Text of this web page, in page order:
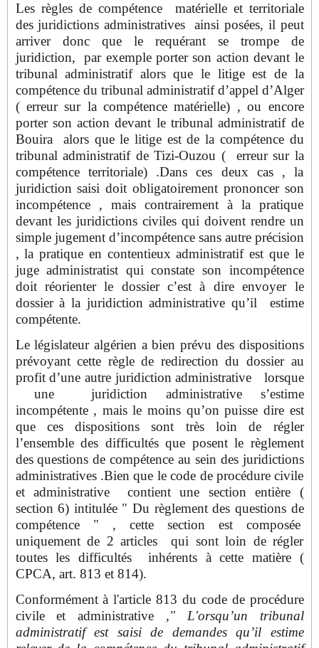
Les règles de compétence matérielle et territoriale
des juridictions administratives ainsi posées, il peut
arriver donc que le requérant se trompe de
juridiction, par exemple porter son action devant le
tribunal administratif alors que le litige est de la
compétence du tribunal administratif d’appel d’Alger
( erreur sur la compétence matérielle) , ou encore
porter son action devant le tribunal administratif de
Bouira alors que le litige est de la compétence du
tribunal administratif de Tizi-Ouzou ( erreur sur la
compétence territoriale) .Dans ces deux cas , la
juridiction saisi doit obligatoirement prononcer son
incompétence , mais contrairement à la pratique
devant les juridictions civiles qui doivent rendre un
simple jugement d’incompétence sans autre précision
, la pratique en contentieux administratif est que le
juge administratist qui constate son incompétence
doit réorienter le dossier c’est à dire envoyer le
dossier à la juridiction administrative qu’il estime
compétente.
Le législateur algérien a bien prévu des dispositions
prévoyant cette règle de redirection du dossier au
profit d’une autre juridiction administrative lorsque
une juridiction administrative s’estime
incompétente , mais le moins qu’on puisse dire est
que ces dispositions sont très loin de régler
l’ensemble des difficultés que posent le règlement
des questions de compétence au sein des juridictions
administratives .Bien que le code de procédure civile
et administrative contient une section entière (
section 6) intitulée " Du règlement des questions de
compétence " , cette section est composée
uniquement de 2 articles qui sont loin de régler
toutes les difficultés inhérents à cette matière (
CPCA, art. 813 et 814).
Conformément à l'article 813 du code de procédure
civile et administrative ," L'orsqu’un tribunal
administratif est saisi de demandes qu’il estime